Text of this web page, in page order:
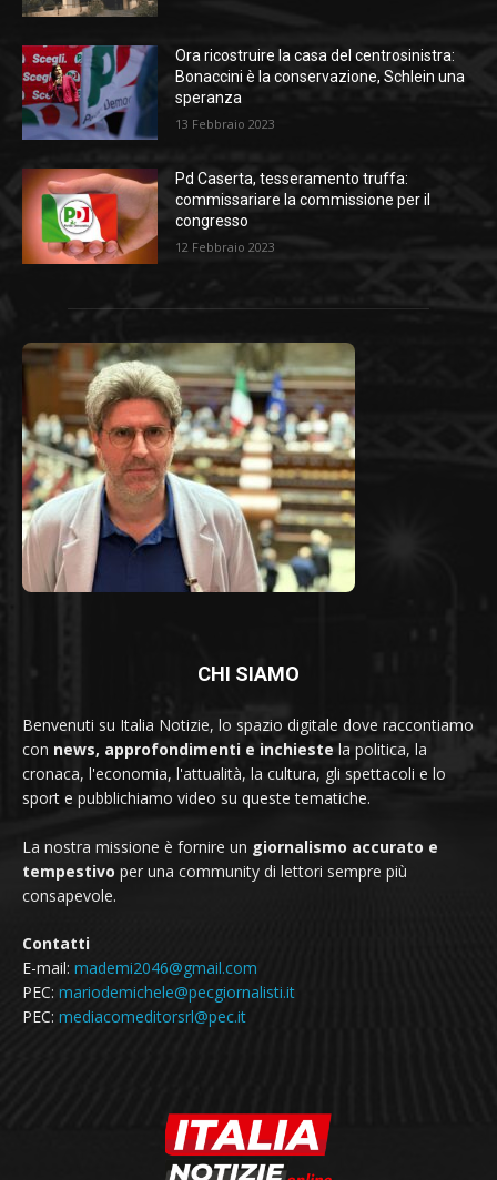
Ora ricostruire la casa del centrosinistra:
Bonaccini è la conservazione, Schlein una
speranza
13 Febbraio 2023
Pd Caserta, tesseramento truffa:
commissariare la commissione per il
congresso
12 Febbraio 2023
CHI SIAMO
Benvenuti su Italia Notizie, lo spazio digitale dove raccontiamo
con news, approfondimenti e inchieste la politica, la
cronaca, l'economia, l'attualità, la cultura, gli spettacoli e lo
sport e pubblichiamo video su queste tematiche.
La nostra missione è fornire un giornalismo accurato e
tempestivo per una community di lettori sempre più
consapevole.
Contatti
E-mail: mademi2046@gmail.com
PEC: mariodemichele@pecgiornalisti.it
PEC: mediacomeditorsrl@pec.it